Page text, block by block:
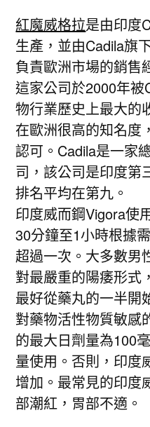
紅魔威格拉是由印度
生產，並由Cadila旗
負責歐洲市場的銷售
這家公司於2000年
物行業歷史上最大的
在歐洲很高的知名度
認可。Cadila是一家
司，該公司是印度第
排名平均在第九。
印度威而鋼Vigora使
30分鐘至1小時根據
超過一次。大多數男
對最嚴重的陽痿形式
最好從藥丸的一半開
對藥物活性物質敏感
的最大日劑量為100
量使用。否則，印度
增加。最常見的印度
部潮紅，胃部不適。